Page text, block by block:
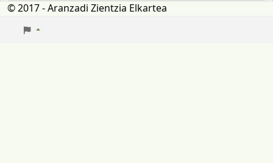
© 2017 - Aranzadi Zientzia Elkartea